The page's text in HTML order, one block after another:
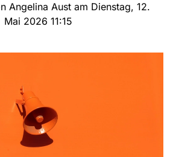
Angelina Aust am Dienstag, 12.
Mai 2026 11:15